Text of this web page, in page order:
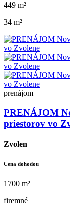
449 m²
34 m²
prenájom
PRENÁJOM
priestorov vo
Zvolen
Cena dohodou
1700 m²
firemné